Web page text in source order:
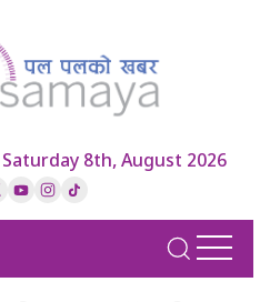
Saturday 8th, August 2026